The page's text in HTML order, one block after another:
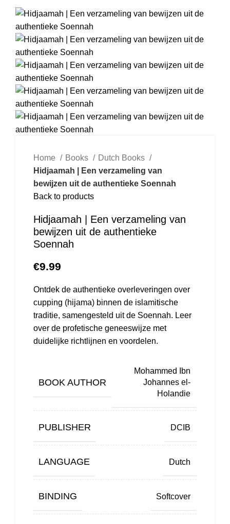
Home Books
Dutch Books
Hidjaamah | Een verzameling van
bewijzen uit de authentieke Soennah
Back to products
Hidjaamah | Een verzameling van
bewijzen uit de authentieke
Soennah
€9.99
Ontdek de authentieke overleveringen over
cupping (hijama) binnen de islamitische
traditie, samengesteld uit de Soennah. Leer
over de profetische geneeswijze met
duidelijke richtlijnen en voordelen.
BOOK AUTHOR
Mohammed Ibn
Johannes el-
Holandie
PUBLISHER DCIB
LANGUAGE Dutch
BINDING Softcover